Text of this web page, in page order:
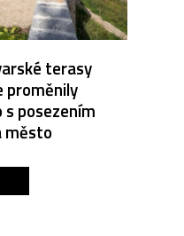
terasy
proměnily
posezením
město